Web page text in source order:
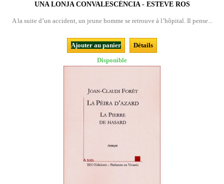
UNA LONJA CONVALESCÉNCIA - ESTEVE ROS
A la suite d’un accident, un jeune homme se retrouve à l’hôpital. Il pense...
Ajouter au panier
Détails
Disponible